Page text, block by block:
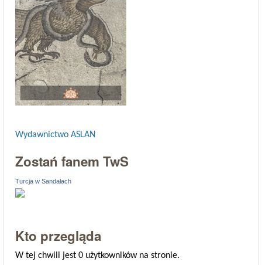
Wydawnictwo ASLAN
Zostań fanem TwS
Turcja w Sandałach
Kto przegląda
W tej chwili jest 0 użytkowników na stronie.